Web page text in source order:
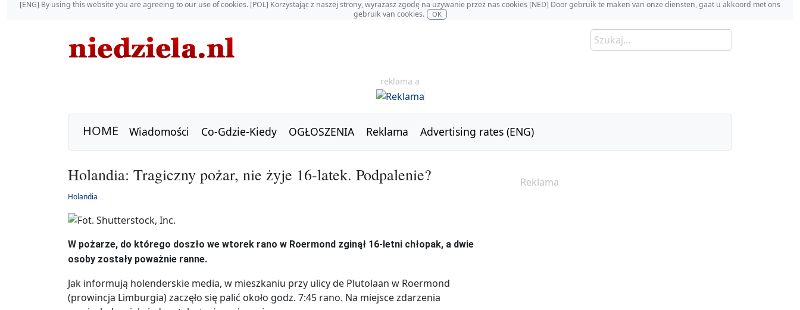
[ENG] By using this website you are agreeing to our use of cookies. [POL] Korzystając z naszej strony, wyrażasz zgodę na używanie przez nas cookies [NED] Door gebruik te maken van onze diensten, gaat u akkoord met ons
gebruik van cookies.
OK
reklama a
HOME Wiadomości Co-Gdzie-Kiedy OGŁOSZENIA Reklama Advertising rates (ENG)
Holandia: Tragiczny pożar, nie żyje 16-latek. Podpalenie?
Holandia
W pożarze, do którego doszło we wtorek rano w Roermond zginął 16-letni chłopak, a dwie
osoby zostały poważnie ranne.
Jak informują holenderskie media, w mieszkaniu przy ulicy de Plutolaan w Roermond
(prowincja Limburgia) zaczęło się palić około godz. 7:45 rano. Na miejsce zdarzenia
Reklama